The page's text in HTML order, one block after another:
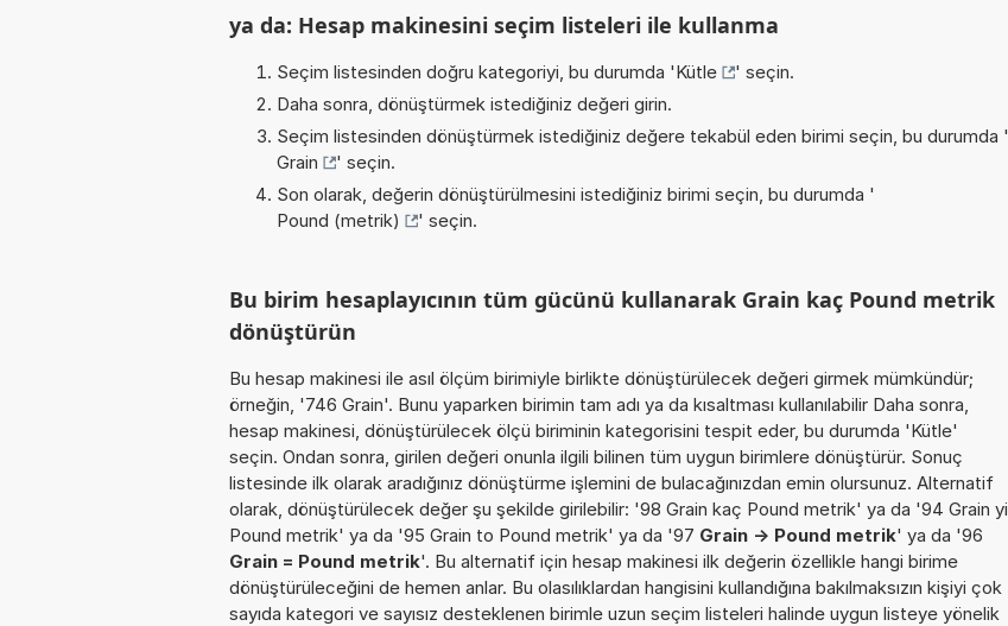
ya da: Hesap makinesini seçim listeleri ile kullanma
Seçim listesinden doğru kategoriyi, bu durumda 'Kütle
' seçin.
Daha sonra, dönüştürmek istediğiniz değeri girin.
Seçim listesinden dönüştürmek istediğiniz değere tekabül eden birimi seçin, bu durumda '
Grain
' seçin.
Son olarak, değerin dönüştürülmesini istediğiniz birimi seçin, bu durumda '
Pound (metrik)
' seçin.
Bu birim hesaplayıcının tüm gücünü kullanarak Grain kaç Pound metrik
dönüştürün
Bu hesap makinesi ile asıl ölçüm birimiyle birlikte dönüştürülecek değeri girmek mümkündür;
örneğin, '746 Grain'. Bunu yaparken birimin tam adı ya da kısaltması kullanılabilir Daha sonra,
hesap makinesi, dönüştürülecek ölçü biriminin kategorisini tespit eder, bu durumda 'Kütle'
seçin. Ondan sonra, girilen değeri onunla ilgili bilinen tüm uygun birimlere dönüştürür. Sonuç
listesinde ilk olarak aradığınız dönüştürme işlemini de bulacağınızdan emin olursunuz. Alternatif
olarak, dönüştürülecek değer şu şekilde girilebilir: '98 Grain kaç Pound metrik' ya da '94 Grain yi
Pound metrik' ya da '95 Grain to Pound metrik' ya da '97 Grain -> Pound metrik' ya da '96
Grain = Pound metrik'. Bu alternatif için hesap makinesi ilk değerin özellikle hangi birime
dönüştürüleceğini de hemen anlar. Bu olasılıklardan hangisini kullandığına bakılmaksızın kişiyi çok
sayıda kategori ve sayısız desteklenen birimle uzun seçim listeleri halinde uygun listeye yönelik